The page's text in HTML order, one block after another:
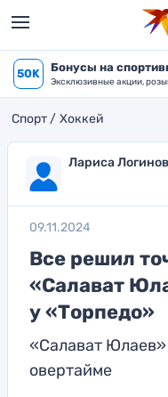
50K Бонусы на
Эксклюзивные акции,
Спорт Хоккей
Лариса
09.11.2024
Все решил
«Салават
у «Торпедо»
«Салават
овертайме